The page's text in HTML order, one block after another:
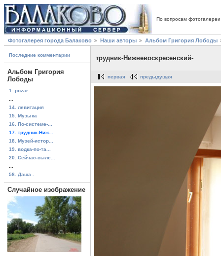
По вопросам
Фотогалерея города Балаково Наши авторы Альбом Григория Лободы
Последние комментарии
Альбом Григория
Лободы
1. pozar
14. левитация
15. Музыка
16. По-системе-...
17. трудник-Ниж...
18. Музей-истор...
19. водка-по-та...
20. Сейчас-выле...
58. Даша .
Случайное изображение
трудник-Нижневоскресенский-
первая предыдущая